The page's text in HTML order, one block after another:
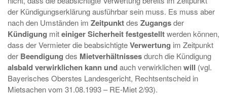
der Kündigungserklärung ausführbar sein muss. Es muss aber
nach den Umständen im Zeitpunktdes Zugangsder
Kündigung miteiniger Sicherheit festgestelltwerden können,
dass der Vermieter die beabsichtigteVerwertung im Zeitpunkt
der Beendigung des Mietverhältnissesdurch die Kündigung
alsbald verwirklichen kann undauch verwirklichenwill (vgl.
Bayerisches Oberstes Landesgericht, Rechtsentscheid in
Mietsachen vom 31.08.1993 – RE-Miet 2/93).